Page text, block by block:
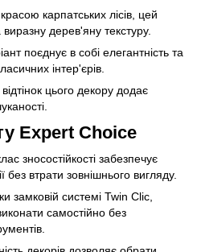
карпатських лісів, цей
дерев'яну текстуру.
поєднує в собі елегантність та
інтер'єрів.
цього декору додає
Expert Choice
зносостійкості забезпечує
без втрати зовнішнього вигляду.
замковій системі Twin Clic,
самостійно без